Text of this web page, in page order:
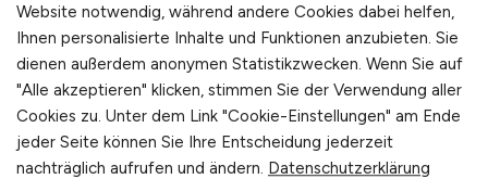
solides Umfeld auf der Baustelle, verlässliche
Technik und ein klar strukturiertes Projekt. Wer
diese Bedürfnisse kennt, kann Anzeigen
gestalten, die wirken – ohne Schnickschnack,
aber mit Substanz. Genau das ist der Schlüssel,
um nicht nur Sichtbarkeit zu erzeugen, sondern
Website notwendig, während andere Cookies dabei helfen,
Ihnen personalisierte Inhalte und Funktionen anzubieten. Sie
dienen außerdem anonymen Statistikzwecken. Wenn Sie auf
"Alle akzeptieren" klicken, stimmen Sie der Verwendung aller
Cookies zu. Unter dem Link "Cookie-Einstellungen" am Ende
jeder Seite können Sie Ihre Entscheidung jederzeit
nachträglich aufrufen und ändern. Datenschutzerklärung